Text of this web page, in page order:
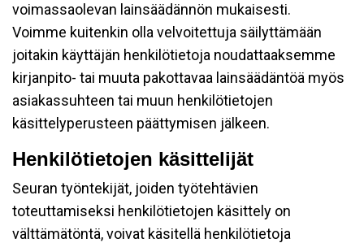
voimassaolevan lainsäädännön mukaisesti.
Voimme kuitenkin olla velvoitettuja säilyttämään
joitakin käyttäjän henkilötietoja noudattaaksemme
kirjanpito- tai muuta pakottavaa lainsäädäntöä myös
asiakassuhteen tai muun henkilötietojen
käsittelyperusteen päättymisen jälkeen.
Henkilötietojen käsittelijät
Seuran työntekijät, joiden työtehtävien
toteuttamiseksi henkilötietojen käsittely on
välttämätöntä, voivat käsitellä henkilötietoja